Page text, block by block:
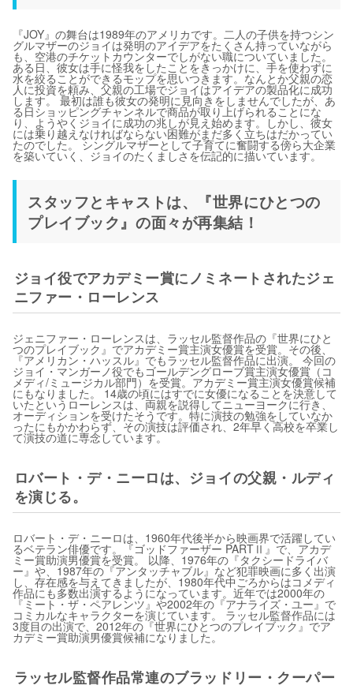
『JOY』の舞台は1989年のアメリカです。二人の子供を持つシン
グルマザーのジョイは発明のアイデアをたくさん持っていながら
も、空港のチケットカウンターでしがない職についていました。
ある日、彼女は手に怪我をしたことをきっかけに、手を使わずに
水を絞ることができるモップを思いつきます。なんとか父親の恋
人に投資を頼み、父親の工場でジョイはアイデアの製品化に成功
します。 最初は誰も彼女の発明に見向きをしませんでしたが、あ
る日ショッピングチャンネルで商品が取り上げられることにな
り、ようやくジョイに成功の兆しが見え始めます。しかし、彼女
には乗り越えなければならない困難がまだ多く立ちはだかってい
たのでした。 シングルマザーとして子育てに奮闘する傍ら大企業
を築いていく、ジョイのたくましさを伝記的に描いています。
スタッフとキャストは、『世界にひとつの
プレイブック』の面々が再集結！
ジョイ役でアカデミー賞にノミネートされたジェ
ニファー・ローレンス
ジェニファー・ローレンスは、ラッセル監督作品の『世界にひと
つのプレイブック』でアカデミー賞主演女優賞を受賞。その後、
『アメリカン・ハッスル』でもラッセル監督作品に出演。 今回の
ジョイ・マンガーノ役でもゴールデングローブ賞主演女優賞（コ
メディ/ミュージカル部門）を受賞。アカデミー賞主演女優賞候補
にもなりました。 14歳の頃にはすでに女優になることを決意して
いたというローレンスは、両親を説得してニューヨークに行き、
オーディションを受けたそうです。特に演技の勉強をしていなか
ったにもかかわらず、その演技は評価され、2年早く高校を卒業し
て演技の道に専念しています。
ロバート・デ・ニーロは、ジョイの父親・ルディ
を演じる。
ロバート・デ・ニーロは、1960年代後半から映画界で活躍してい
るベテラン俳優です。『ゴッドファーザー PARTⅡ』で、アカデ
ミー賞助演男優賞を受賞。 以降、1976年の『タクシードライバ
ー』や、1987年の『アンタッチャブル』など犯罪映画に多く出演
し、存在感を与えてきましたが、1980年代中ごろからはコメディ
作品にも多数出演するようになっています。近年では2000年の
『ミート・ザ・ペアレンツ』や2002年の『アナライズ・ユー』で
コミカルなキャラクターを演じています。 ラッセル監督作品には
3度目の出演で、2012年の『世界にひとつのプレイブック』でア
カデミー賞助演男優賞候補になりました。
ラッセル監督作品常連のブラッドリー・クーパー